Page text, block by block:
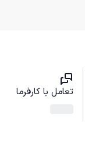
تعامل با کارفرما